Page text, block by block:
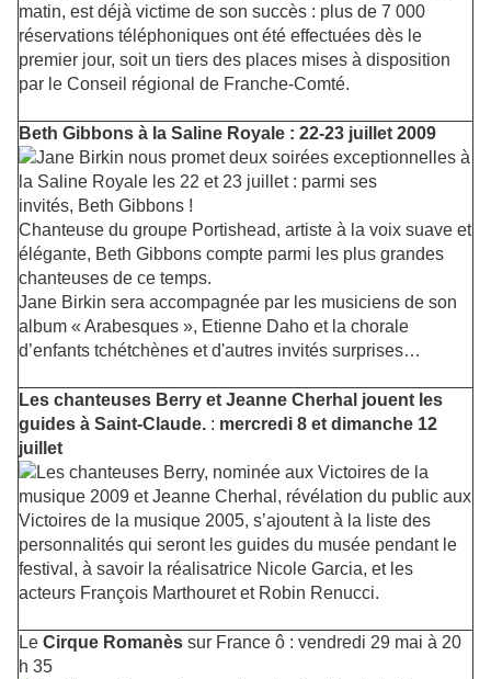
matin, est déjà victime de son succès : plus de 7 000
réservations téléphoniques ont été effectuées dès le
premier jour, soit un tiers des places mises à disposition
par le Conseil régional de Franche-Comté.
Beth Gibbons à la Saline Royale : 22-23 juillet 2009
Jane Birkin nous promet deux soirées exceptionnelles à
la Saline Royale les 22 et 23 juillet : parmi ses
invités, Beth Gibbons !
Chanteuse du groupe Portishead, artiste à la voix suave et
élégante, Beth Gibbons compte parmi les plus grandes
chanteuses de ce temps.
Jane Birkin sera accompagnée par les musiciens de son
album « Arabesques », Etienne Daho et la chorale
d’enfants tchétchènes et d'autres invités surprises…
Les chanteuses Berry et Jeanne Cherhal jouent les
guides à Saint-Claude. : mercredi 8 et dimanche 12
juillet
Les chanteuses Berry, nominée aux Victoires de la
musique 2009 et Jeanne Cherhal, révélation du public aux
Victoires de la musique 2005, s’ajoutent à la liste des
personnalités qui seront les guides du musée pendant le
festival, à savoir la réalisatrice Nicole Garcia, et les
acteurs François Marthouret et Robin Renucci.
Le Cirque Romanès sur France ô : vendredi 29 mai à 20
h 35